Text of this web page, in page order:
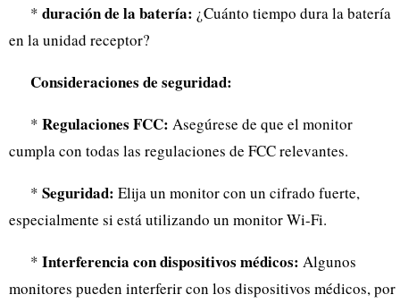
* duración de la batería: ¿Cuánto tiempo dura la batería
en la unidad receptor?
Consideraciones de seguridad:
* Regulaciones FCC: Asegúrese de que el monitor
cumpla con todas las regulaciones de FCC relevantes.
* Seguridad: Elija un monitor con un cifrado fuerte,
especialmente si está utilizando un monitor Wi-Fi.
* Interferencia con dispositivos médicos: Algunos
monitores pueden interferir con los dispositivos médicos, por